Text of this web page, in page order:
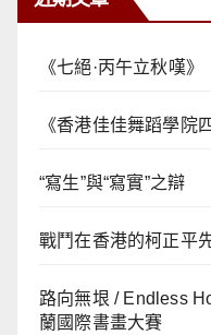
《七絕·丙午立秋嘆》
《香港佳佳舞蹈學院
“寫生”與“寫實”之辯
戰鬥在香港的柯正平
路向無垠 / Endless
蘭國際書畫大賽